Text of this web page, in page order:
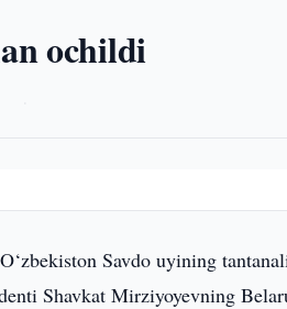
ochildi
Savdo uyining
Shavkat Mirziyoyevning